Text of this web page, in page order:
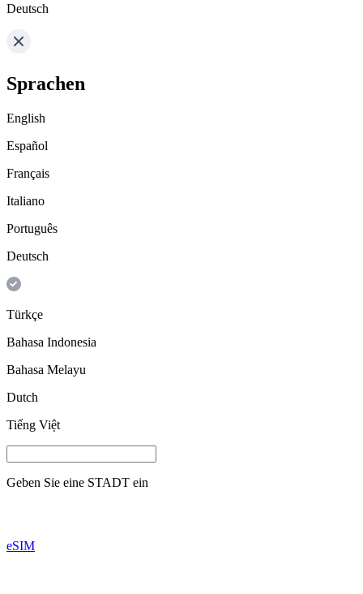
Deutsch
Sprachen
English
Español
Français
Italiano
Português
Deutsch
Türkçe
Bahasa Indonesia
Bahasa Melayu
Dutch
Tiếng Việt
Geben Sie eine STADT ein
eSIM